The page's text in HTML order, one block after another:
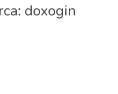
doxogin